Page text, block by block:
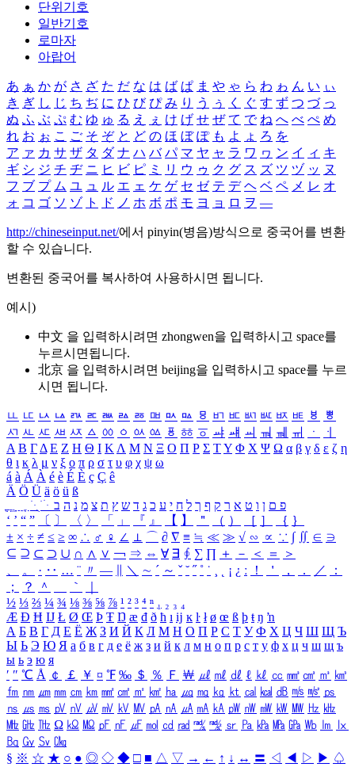
단위기호
일반기호
로마자
아랍어
あ ぁ か が さ ざ た だ な は ば ぱ ま や ゃ ら わ ゎ ん い ぃ
き ぎ し じ ち ぢ に ひ び ぴ み り う ぅ く ぐ す ず つ づ っ
ぬ ふ ぶ ぷ む ゆ ゅ る え ぇ け げ せ ぜ て で ね へ べ ぺ め
れ お ぉ こ ご そ ぞ と ど の ほ ぼ ぽ も よ ょ ろ を
ア ァ カ サ ザ タ ダ ナ ハ バ パ マ ヤ ャ ラ ワ ヮ ン イ ィ キ
ギ シ ジ チ ヂ ニ ヒ ビ ピ ミ リ ウ ゥ ク グ ス ズ ツ ヅ ッ ヌ
フ ブ プ ム ユ ュ ル エ ェ ケ ゲ セ ゼ テ デ ヘ ベ ペ メ レ オ
ォ コ ゴ ソ ゾ ト ド ノ ホ ボ ポ モ ヨ ョ ロ ヲ ―
http://chineseinput.net/에서 pinyin(병음)방식으로 중국어를 변환
할 수 있습니다.
변환된 중국어를 복사하여 사용하시면 됩니다.
예시)
中文 을 입력하시려면 zhongwen을 입력하시고 space를
누르시면됩니다.
北京 을 입력하시려면 beijing을 입력하시고 space를 누르
시면 됩니다.
ㅥ ㅦ ㅧ ㅨ ㅩ ㅪ ㅫ ㅬ ㅭ ㅮ ㅯ ㅰ ㅱ ㅲ ㅳ ㅴ ㅵ ㅶ ㅷ ㅸ
ㅹ
ㅺ ㅻ ㅼ ㅽ ㅾ ㅿ ㆀ ㆁ ㆂ ㆃ ㆄ ㆅ ㆆ ㆇ ㆈ ㆉ ㆊ ㆋ ㆌ ㆍ
ㆎ
Α Β ΓΔ Ε Ζ Η Θ Ι ΚΛ Μ Ν Ξ Ο Π Ρ Σ ΤΥ Φ Χ Ψ Ω α β γ δ ε ζ η
θ ι κ λ μ ν ξ ο π ρ σ τ υ φ χ ψ ω
á à Á À é è É È ç Ç ê
Ä Ö Ü ä ö ü ß
ִֶֹ ֻּ ׁׂ פ ם ן ו ט א ר ק ף ך ל ח י ע כ ג ד ש ץ ת צ מ נ ה ב
‘ ’ “ ” 〔 〕 〈 〉 「 」 『 』 【 】 ＂ （ ） ［ ］ ｛ ｝
± × ÷ ≠ ≤ ≥ ∞ ∴ ♂ ♀ ∠ ⊥ ⌒ ∂ ∇ ≡ ≒ ≪ ≫ √ ∽ ∝ ∵ ∫ ∬ ∈ ∋
⊆ ⊇ ⊂ ⊃ ∪ ∩ ∧ ∨ ￢ ⇒ ⇔ ∀ ∃ ∮ ∑ ∏ ＋ － ＜ ＝
＞
、
。 · ‥ … ¨ 〃 ― ＼ ∼ ´ ～ ˇ ˘ ˝ ˚ ˙ ¸ ¡ ¿ ː ！ ＇ ， ． ／
：
；
？ ＾ ｀
½ ⅓ ⅔ ¼ ¾ ⅛ ⅜ ⅝ ⅞ ¹ ² ³ ⁴ ⁿ ₁ ₂ ₃ ₄
Æ Ð Ħ Ĳ Ł Ø Œ Þ Ŧ Ŋ æ đ ð ħ ı ĳ ĸ ŀ ł ø œ ß þ ŧ ŋ ŉ
А Б В Г Д Е Ё Ж З И Й К Л М Н О П Р С Т У Ф Х Ц Ч Ш Щ Ъ
Ы Ь Э Ю Я а б в г д е ё ж з и й к л м н о п р с т у ф х ц ч ш щ ъ
ы ь э ю я
′ ″ ℃ Å ￠ ￡ ￥ ¤ ℉ ‰ ＄ ％ Ｆ ￦ ㎕ ㎖ ㎗ ℓ ㎘ ㏄ ㎣ ㎤ ㎥ ㎦
㎙ ㎚ ㎛ ㎜ ㎝ ㎞ ㎟ ㎠ ㎡ ㎢ ㏊ ㎍ ㎎ ㎏ ㏏ ㎈ ㎉ ㏈ ㎧ ㎨ ㎰
㎱ ㎲ ㎳ ㎴ ㎵ ㎶ ㎷ ㎸ ㎹ ㎀ ㎁ ㎂ ㎃ ㎄ ㎺ ㎻ ㎽ ㎾ ㎿ ㎐ ㎑
㎒ ㎓ ㎔ Ω ㏀ ㏁ ㎊ ㎋ ㎌ ㏖ ㏅ ㎭ ㎮ ㎯ ㏛ ㎩ ㎪ ㎫ ㎬ ㏝ ㏐
㏓
㏃ ㏉ ㏜ ㏆
§ ※ ☆ ★ ○ ● ◎ ◇ ◆ □ ■ △ ▽ → ← ↑ ↓ ↔ 〓 ◁ ◀ ▷ ▶ ♤